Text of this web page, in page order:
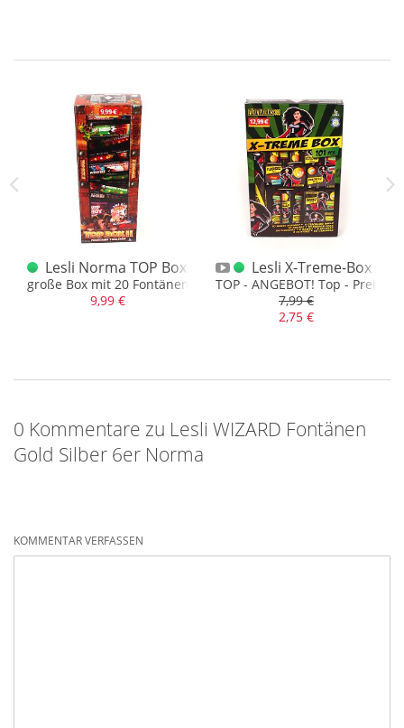
4er Norma
Farben
Lesli Norma TOP Box ll
große Box mit 20 Fontänen...
9,99 €
Lesli X-Treme-Box
TOP - ANGEBOT! Top - Preis!
7,99 €
2,75 €
0 Kommentare zu Lesli WIZARD Fontänen
Gold Silber 6er Norma
KOMMENTAR VERFASSEN